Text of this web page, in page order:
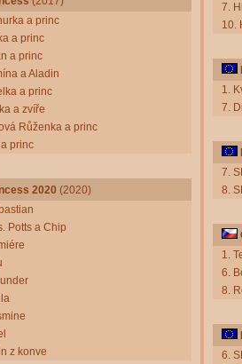
a princ
a princ
a princ
a Aladin
a princ
a zvíře
Růženka a princ
princ
2020 (2020)
Potts a Chip
z konve
7.
10.
1.
7.
7.
8.
1.
6.
8.
6.